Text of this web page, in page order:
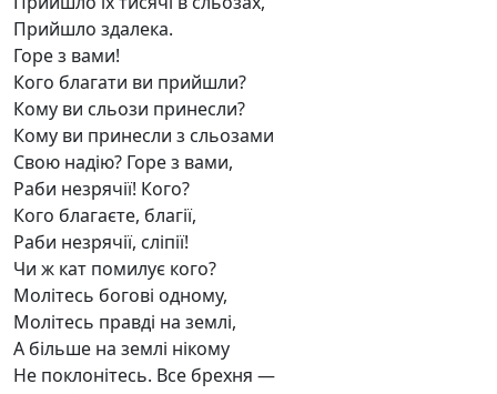
Прийшло здалека.
Горе з вами!
Кого благати ви прийшли?
Кому ви сльози принесли?
Кому ви принесли з сльозами
Свою надію? Горе з вами,
Раби незрячії! Кого?
Кого благаєте, благії,
Раби незрячії, сліпії!
Чи ж кат помилує кого?
Молітесь богові одному,
Молітесь правді на землі,
А більше на землі нікому
Не поклонітесь. Все брехня —